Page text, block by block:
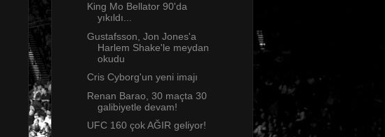
King Mo Bellator 90'da
yıkıldı...
Gustafsson, Jon Jones'a
Harlem Shake'le meydan
okudu
Cris Cyborg'un yeni imajı
Renan Barao, 30 maçta 30
galibiyetle devam!
UFC 160 çok AĞIR geliyor!